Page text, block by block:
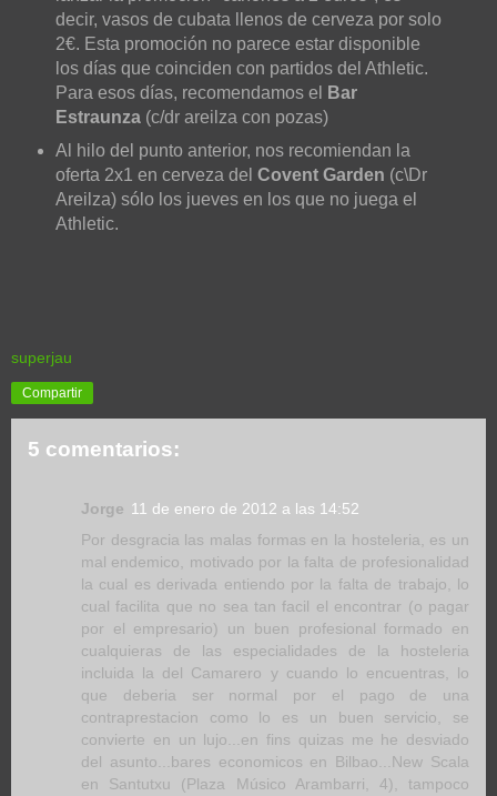
decir, vasos de cubata llenos de cerveza por solo
2€. Esta promoción no parece estar disponible
los días que coinciden con partidos del Athletic.
Para esos días, recomendamos el
Bar
Estraunza(c/dr areilza con pozas)
Al hilo del punto anterior, nos recomiendan la
oferta 2x1 en cerveza del Covent Garden (c\Dr
Areilza) sólo los jueves en los que no juega el
Athletic.
superjau
Compartir
5 comentarios:
Jorge 11 de enero de 2012 a las 14:52
Por desgracia las malas formas en la hosteleria, es un
mal endemico, motivado por la falta de profesionalidad
la cual es derivada entiendo por la falta de trabajo, lo
cual facilita que no sea tan facil el encontrar (o pagar
por el empresario) un buen profesional formado en
cualquieras de las especialidades de la hosteleria
incluida la del Camarero y cuando lo encuentras, lo
que deberia ser normal por el pago de una
contraprestacion como lo es un buen servicio, se
convierte en un lujo...en fins quizas me he desviado
del asunto...bares economicos en Bilbao...New Scala
en Santutxu (Plaza Músico Arambarri, 4), tampoco